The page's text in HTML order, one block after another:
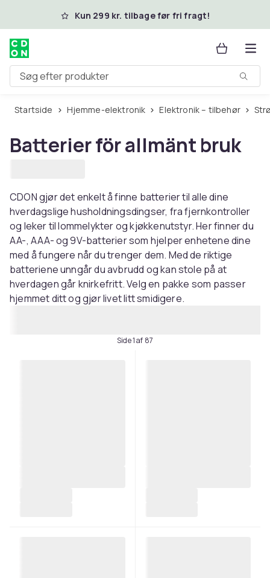
Spring til hovedindhold
Kun 299 kr. tilbage før fri fragt!
Søg efter produkter
Startside Hjemme-elektronik Elektronik – tilbehør
Batterier för allmänt bruk
CDON gjør det enkelt å finne batterier til alle dine
hverdagslige husholdningsdingser, fra fjernkontroller
og leker til lommelykter og kjøkkenutstyr. Her finner du
AA-, AAA- og 9V-batterier som hjelper enhetene dine
med å fungere når du trenger dem. Med de riktige
batteriene unngår du avbrudd og kan stole på at
hverdagen går knirkefritt. Velg en pakke som passer
hjemmet ditt og gjør livet litt smidigere.
Side 1 af 87